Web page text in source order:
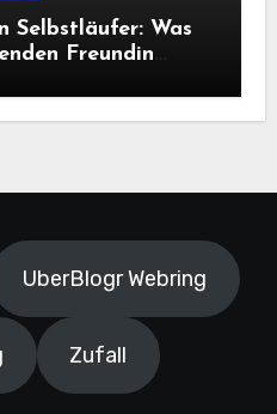
Selbstläufer: Was
Freundin
UberBlogr Webring
Zufall